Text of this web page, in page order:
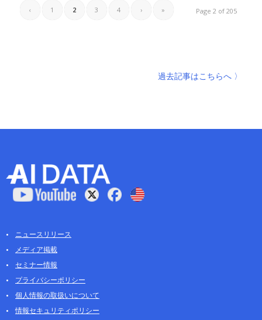
Page 2 of 205
‹ 1 2 3 4 › »
過去記事はこちらへ 〉
ニュースリリース
メディア掲載
セミナー情報
プライバシーポリシー
個人情報の取扱いについて
情報セキュリティポリシー